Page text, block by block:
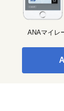
ANAマイレ